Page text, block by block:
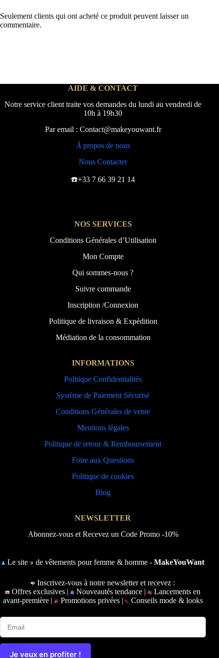
Seulement clients qui ont acheté ce produit peuvent laisser un
commentaire.
AIDE & CONTACT
Notre service client traite vos demandes du lundi au vendredi de
10h à 19h30
Par email : Contact@makeyouwant.fr
À propos de nous
Nous Contacter
☎️+33 7 66 39 21 14
NOS SERVICES
Conditions Générales d’Utilisation
Mon Compte
Qui sommes-nous ?
Suivre commande
Inscription /Connexion
Politique de livraison & Expédition
Médiation de la consommation
INFORMATIONS
Politique Confidentialités
Système de Paiement Sécurisé
Conditions Générales de vente
Mentions légales
Politique de retour & Remboursement
Foire aux Questions
Politique de cookies
Blog
NEWSLETTER
Abonnez-vous et Recevez un Code Promo -10%
Le site de vêtements pour femme & homme -MakeYouWant
Inscrivez-vous à notre newsletter et recevez :
Offres exclusives |
Nouveautés tendance |
Lancements en
avant-première | Promotions privées | Conseils mode & looks
Je veux en profiter !